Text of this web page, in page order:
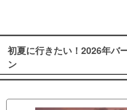
初夏に行きたい！2026年バ
ン